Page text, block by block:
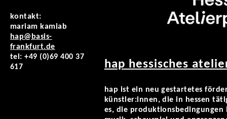
kontakt:
mariam kamiab
hap@basis-
frankfurt.de
tel: +49 (0)69 400 37
617
hap hessisches
hap ist ein neu gestartetes
künstler:innen, die in hessen
es, die